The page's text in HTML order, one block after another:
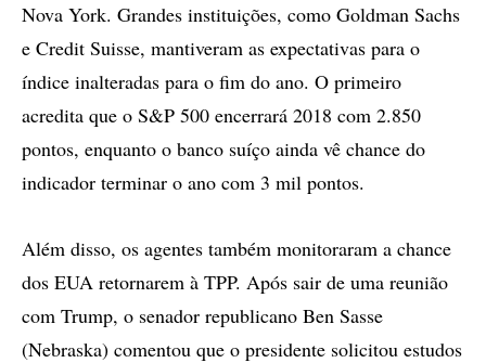
Nova York. Grandes instituições, como Goldman Sachs
e Credit Suisse, mantiveram as expectativas para o
índice inalteradas para o fim do ano. O primeiro
acredita que o S&P 500 encerrará 2018 com 2.850
pontos, enquanto o banco suíço ainda vê chance do
indicador terminar o ano com 3 mil pontos.
Além disso, os agentes também monitoraram a chance
dos EUA retornarem à TPP. Após sair de uma reunião
com Trump, o senador republicano Ben Sasse
(Nebraska) comentou que o presidente solicitou estudos